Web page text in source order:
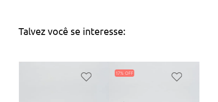
Talvez você se interesse:
17%